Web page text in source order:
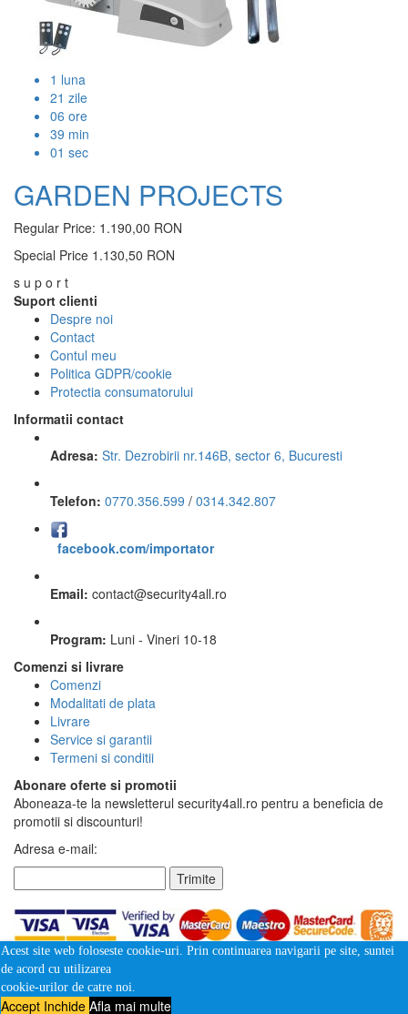
1 luna
21 zile
06 ore
39 min
00 sec
GARDEN PROJECTS
Regular Price: 1.190,00 RON
Special Price 1.130,50 RON
s u p o r t
Suport clienti
Despre noi
Contact
Contul meu
Politica GDPR/cookie
Protectia consumatorului
Informatii contact
Adresa: Str. Dezrobirii nr.146B, sector 6, Bucuresti
Telefon: 0770.356.599 / 0314.342.807
facebook.com/importator
Email: contact@security4all.ro
Program: Luni - Vineri 10-18
Comenzi si livrare
Comenzi
Modalitati de plata
Livrare
Service si garantii
Termeni si conditii
Abonare oferte si promotii
Aboneaza-te la newsletterul security4all.ro pentru a beneficia de
promotii si discounturi!
Adresa e-mail:
Trimite
Acest site web foloseste cookie-uri. Prin continuarea navigarii pe site, suntei
de acord cu utilizarea
cookie-urilor de catre noi.
Accept Inchide Afla mai multe